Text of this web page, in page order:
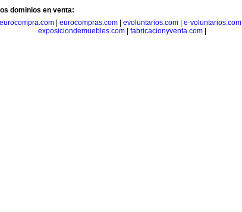
dominios en venta:
eurocompra.com| eurocompras.com| evoluntarios.com| e-voluntarios.com|
exposiciondemuebles.com| fabricacionyventa.com|